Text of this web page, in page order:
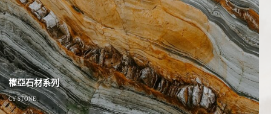
權亞石材系列
CY STONE